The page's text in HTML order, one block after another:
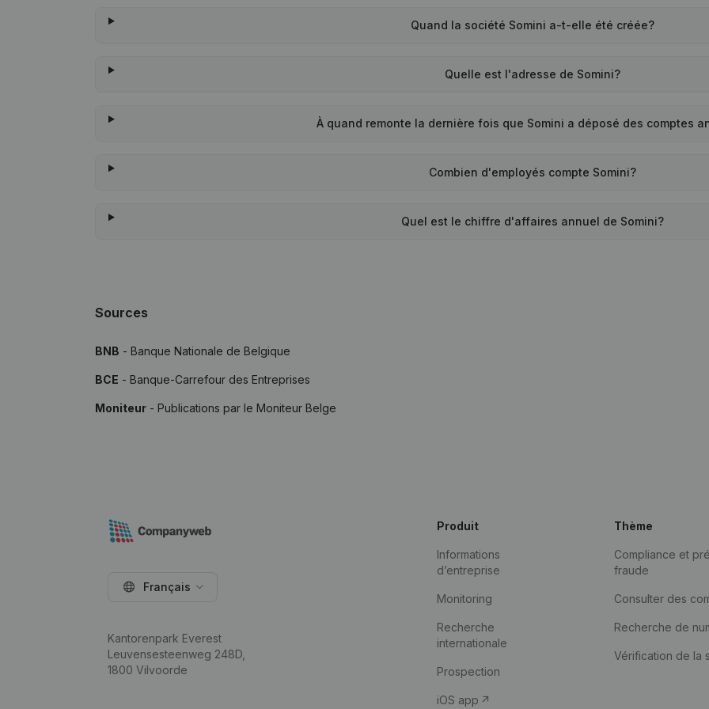
Quand la société Somini a-t-elle été créée?
Quelle est l'adresse de Somini?
À quand remonte la dernière fois que Somini a déposé des comptes
Combien d'employés compte Somini?
Quel est le chiffre d'affaires annuel de Somini?
Sources
BNB - Banque Nationale de Belgique
BCE - Banque-Carrefour des Entreprises
Moniteur - Publications par le Moniteur Belge
Français
Kantorenpark Everest
Leuvensesteenweg 248D,
1800 Vilvoorde
Produit
Informations
d’entreprise
Monitoring
Recherche
internationale
Prospection
iOS app
Thème
Compliance et
fraude
Consulter des
Recherche de
Vérification de la